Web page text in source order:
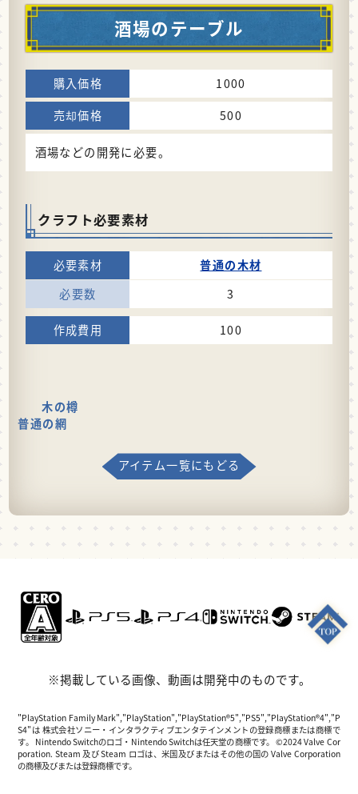
酒場のテーブル
1000
500
酒場などの開発に必要。
クラフト必要素材
普通の木材
3
100
木の樽
普通の網
アイテム一覧にもどる
※掲載している画像、動画は開発中のものです。
"PlayStation Family Mark","PlayStation","PlayStation®5","PS5","PlayStation®4","P
S4"は 株式会社ソニー・インタラクティブエンタテインメントの登録商標または商標で
す。 Nintendo Switchのロゴ・Nintendo Switchは任天堂の商標です。 ©2024 Valve Cor
poration. Steam 及び Steam ロゴは、米国及びまたはその他の国の Valve Corporation
の商標及びまたは登録商標です。